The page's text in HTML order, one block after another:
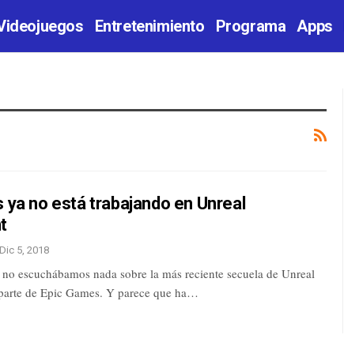
Entretenimiento Programa Apps
ya no está trabajando en Unreal
Dic 5, 2018
escuchábamos nada sobre la más reciente secuela de Unreal
de Epic Games. Y parece que ha…